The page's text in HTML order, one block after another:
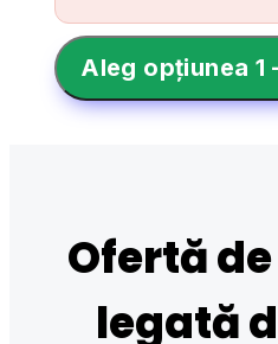
Aleg opțiunea 1
Ofertă
legată